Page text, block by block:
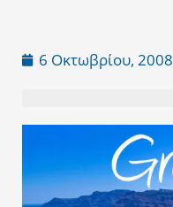
6 Οκτωβρίου, 2008